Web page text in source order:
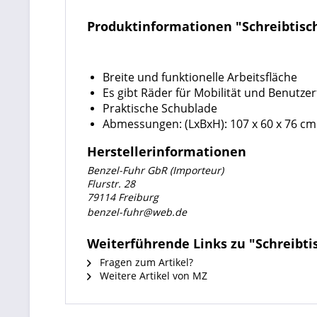
Produktinformationen
Breite und funktionelle Arbeitsfläche
Es gibt Räder für Mobilität und
Praktische Schublade
Abmessungen: (LxBxH): 107 x 60 x 76 cm
Herstellerinformationen
Benzel-Fuhr GbR (Importeur)
Flurstr. 28
79114 Freiburg
benzel-fuhr@web.de
Weiterführende Links zu
Fragen zum Artikel?
Weitere Artikel von MZ